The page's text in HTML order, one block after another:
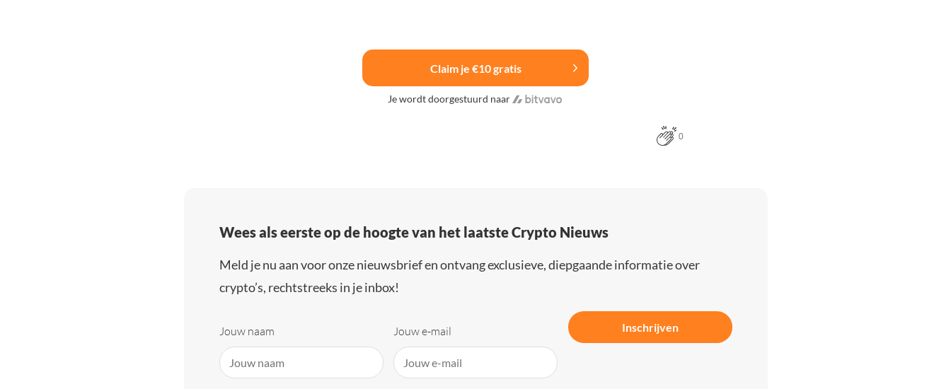
Claim je €10 gratis
Je wordt doorgestuurd naar
0
Wees als eerste op de hoogte van het laatste Crypto Nieuws
Meld je nu aan voor onze nieuwsbrief en ontvang exclusieve, diepgaande informatie over
crypto’s, rechtstreeks in je inbox!
Jouw naam Jouw e-mail Inschrijven